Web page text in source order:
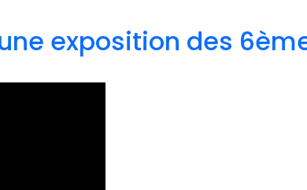
exposition des